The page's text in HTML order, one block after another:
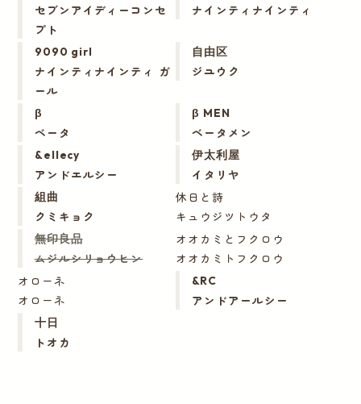
セブンアイディーコンセ
プト
ナインティナインティ
9090 girl
ナインティナインティ ガ
ール
自由区
ジユウク
β
ベータ
β MEN
ベータメン
&ellecy
アンドエルシー
伊太利屋
イタリヤ
組曲
クミキョク
休日と詩
キュウジツトウタ
無印良品
ムジルシリョウヒン
オオカミとフクロウ
オオカミトフクロウ
オローネ
オローネ
&RC
アンドアールシー
十日
トオカ